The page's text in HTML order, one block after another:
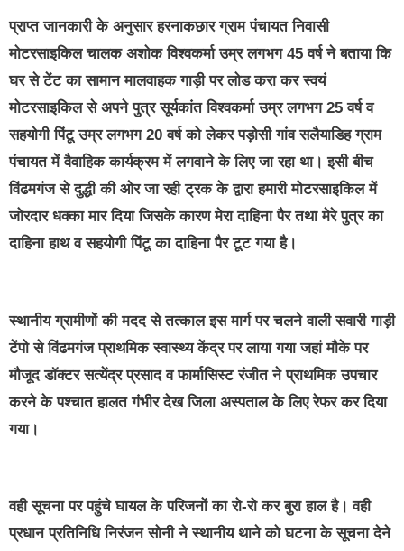
प्राप्त जानकारी के अनुसार हरनाकछार ग्राम पंचायत निवासी
मोटरसाइकिल चालक अशोक विश्वकर्मा उम्र लगभग 45 वर्ष ने बताया कि
घर से टेंट का सामान मालवाहक गाड़ी पर लोड करा कर स्वयं
मोटरसाइकिल से अपने पुत्र सूर्यकांत विश्वकर्मा उम्र लगभग 25 वर्ष व
सहयोगी पिंटू उम्र लगभग 20 वर्ष को लेकर पड़ोसी गांव सलैयाडिह ग्राम
पंचायत में वैवाहिक कार्यक्रम में लगवाने के लिए जा रहा था। इसी बीच
विंढमगंज से दुद्धी की ओर जा रही ट्रक के द्वारा हमारी मोटरसाइकिल में
जोरदार धक्का मार दिया जिसके कारण मेरा दाहिना पैर तथा मेरे पुत्र का
दाहिना हाथ व सहयोगी पिंटू का दाहिना पैर टूट गया है।
स्थानीय ग्रामीणों की मदद से तत्काल इस मार्ग पर चलने वाली सवारी गाड़ी
टेंपो से विंढमगंज प्राथमिक स्वास्थ्य केंद्र पर लाया गया जहां मौके पर
मौजूद डॉक्टर सत्येंद्र प्रसाद व फार्मासिस्ट रंजीत ने प्राथमिक उपचार
करने के पश्चात हालत गंभीर देख जिला अस्पताल के लिए रेफर कर दिया
गया।
वही सूचना पर पहुंचे घायल के परिजनों का रो-रो कर बुरा हाल है। वही
प्रधान प्रतिनिधि निरंजन सोनी ने स्थानीय थाने को घटना के सूचना देने